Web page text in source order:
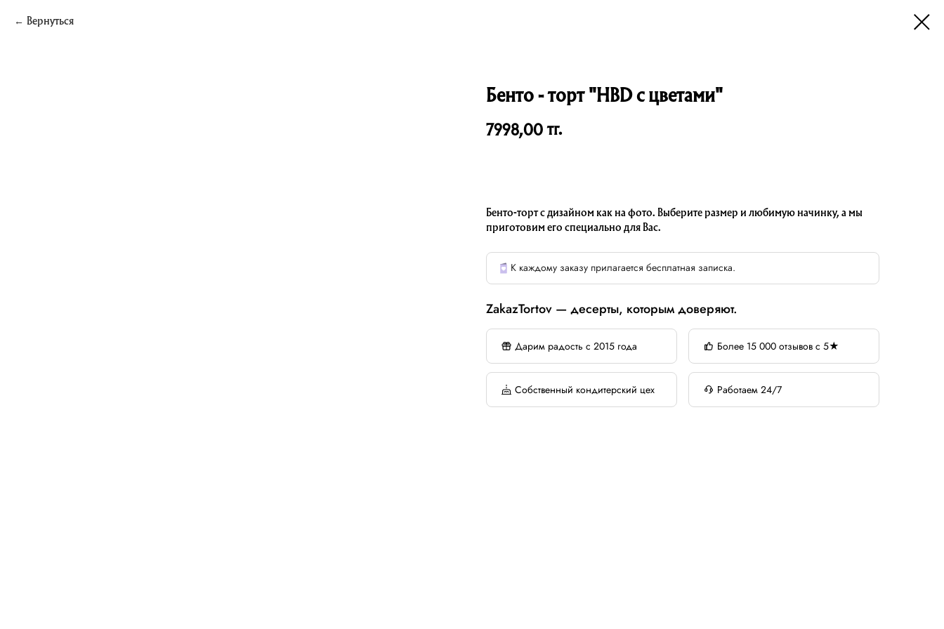
Вернуться
Бенто - торт "HBD с цветами"
7998,00 тг.
Бенто-торт с дизайном как на фото. Выберите размер и любимую начинку, а мы
приготовим его специально для Вас.
К каждому заказу прилагается бесплатная записка.
ZakazTortov — десерты, которым доверяют.
Дарим радость с 2015 года Более 15 000 отзывов с 5★
Собственный кондитерский цех Работаем 24/7